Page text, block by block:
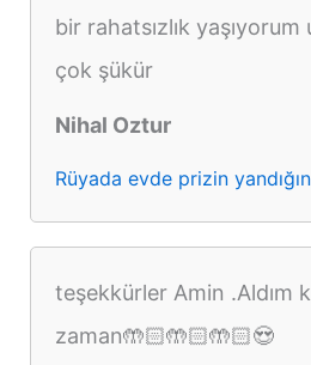
bir rahatsızlık
çok şükür
Nihal Oztur
Rüyada evde prizin
teşekkürler Amin .Aldım
zaman🤲🏻🤲🏻🤲🏻😍